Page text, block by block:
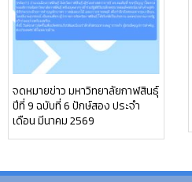
จดหมายข่าว มหาวิทยาลัยกาฬสินธุ์
ปีที่ 9 ฉบับที่ 6 ปักษ์สอง ประจำ
เดือน มีนาคม 2569